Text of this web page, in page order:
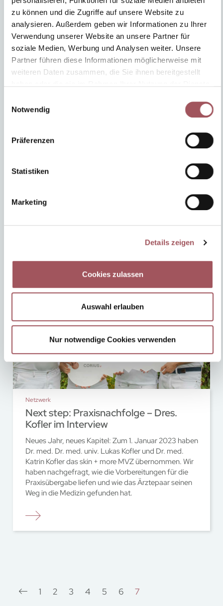
zu können und die Zugriffe auf unsere Website zu
analysieren. Außerdem geben wir Informationen zu Ihrer
Verwendung unserer Website an unsere Partner für
soziale Medien, Werbung und Analysen weiter. Unsere
Partner führen diese Informationen möglicherweise mit
weiteren Daten zusammen, die Sie ihnen bereitgestellt
Cookies, wenn Sie unsere Webseite weiterhin nutzen.
Notwendig
Präferenzen
Statistiken
Marketing
Details zeigen
Cookies zulassen
Auswahl erlauben
Nur notwendige Cookies verwenden
Wie wird man Praxismanagerin? Gibt es dafür eine
sollte man dafür mitbringen? Fragen über Fragen, die
uns Praxismanagerin Celina Ritter in diesem Beitrag
Netzwerk
Next step: Praxisnachfolge – Dres.
Kofler im Interview
Neues Jahr, neues Kapitel: Zum 1. Januar 2023 haben
Dr. med. Dr. med. univ. Lukas Kofler und Dr. med.
Katrin Kofler das skin + more MVZ übernommen. Wir
haben nachgefragt, wie die Vorbereitungen für die
Praxisübergabe liefen und wie das Ärztepaar seinen
Weg in die Medizin gefunden hat.
1 2 3 4 5 6 7